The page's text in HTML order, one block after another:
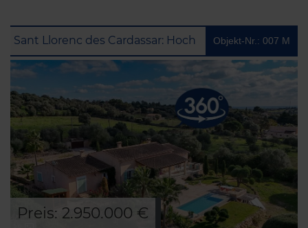
Objekt-Nr.: 007 M
Preis: 2.950.000 €